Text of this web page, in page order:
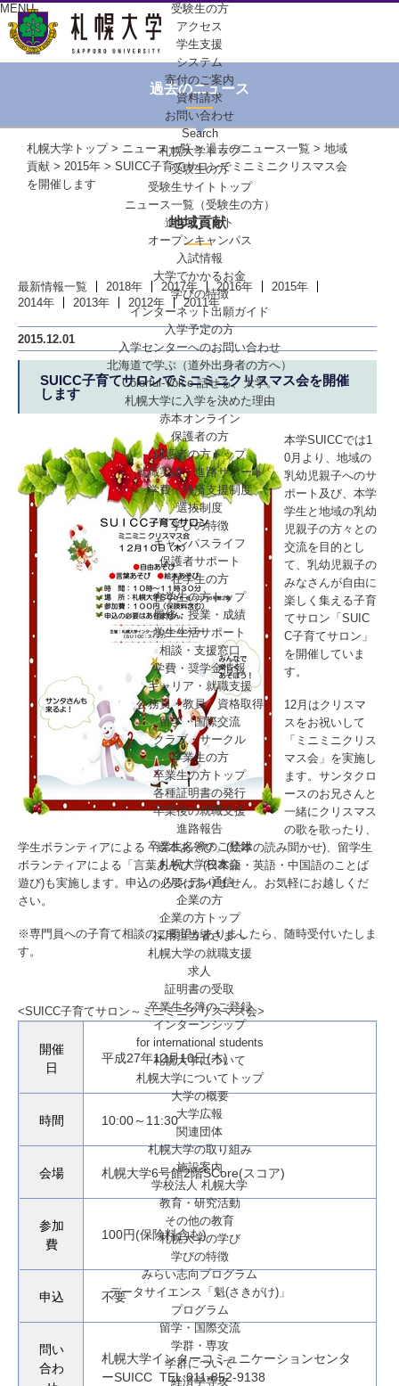
MENU
受験生の方
アクセス
学生支援
システム
寄付のご案内
資料請求
お問い合わせ
Search
札幌大学トップ
受験生の方
受験生サイトトップ
ニュース一覧（受験生の方）
進学イベント
オープンキャンパス
入試情報
大学でかかるお金
学びの特徴
インターネット出願ガイド
入学予定の方
入学センターへのお問い合わせ
北海道で学ぶ （道外出身者の方へ）
Colorful-Voice話せる、大学。
札幌大学に入学を決めた理由
赤本オンライン
保護者の方
保護者の方トップ
就職実績・進路サポート
学費・経済支援制度
選抜制度
学びの特徴
キャンパスライフ
保護者サポート
在学生の方
在学生の方トップ
履修・授業・成績
学生生活サポート
相談・支援窓口
学費・奨学金情報
キャリア・就職支援
公務員・教員・資格取得
留学・国際交流
クラブ・サークル
卒業生の方
卒業生の方トップ
各種証明書の発行
卒業後の就職支援
進路報告
卒業生名簿のご登録
札幌大学校友会
リンデン通信
企業の方
企業の方トップ
採用担当者さまへ
札幌大学の就職支援
求人
証明書の受取
卒業生名簿のご登録
インターンシップ
for international students
札幌大学について
札幌大学についてトップ
大学の概要
大学広報
関連団体
札幌大学の取り組み
施設案内
学校法人 札幌大学
教育・研究活動
その他の教育
札幌大学の学び
学びの特徴
みらい志向プログラム
データサイエンス「魁(さきがけ)」
プログラム
留学・国際交流
学群・専攻
学群について
経済学専攻
過去のニュース
札幌大学トップ> ニュース一覧>過去のニュース一覧 > 地域
貢献 > 2015年 > SUICC子育てサロンでミニミニクリスマス会
を開催します
地域貢献
最新情報一覧 2018年 2017年 2016年
2015年
2014年
2013年 2012年 2011年
2015.12.01
SUICC子育てサロンでミニミニクリスマス会を開催
します
本学SUICCでは1
0月より、地域の
乳幼児親子へのサ
ポート及び、本学
学生と地域の乳幼
児親子の方々との
交流を目的とし
て、乳幼児親子の
みなさんが自由に
楽しく集える子育
てサロン「SUIC
C子育てサロン」
を開催していま
す。
12月はクリスマ
スをお祝いして
「ミニミニクリス
マス会」を実施し
ます。サンタクロ
ースのお兄さんと
一緒にクリスマス
の歌を歌ったり、
学生ボランティアによる「絵本あそび」(絵本の読み聞かせ)、留学生
ボランティアによる「言葉あそび」(日本語・英語・中国語のことば
遊び)も実施します。申込の必要はありません。お気軽にお越しくだ
さい。
※専門員への子育て相談のご要望がありましたら、随時受付いたしま
す。
<SUICC子育てサロン～ミニミニクリスマス会>
開催
日
平成27年12月10日(木)
時間 10:00～11:30
会場 札幌大学6号館2階SCore(スコア)
参加
費
100円(保険料含む)
申込 不要
問い
合わ
札幌大学インターコミュニケーションセンタ
ーSUICC TEL:011-852-9138